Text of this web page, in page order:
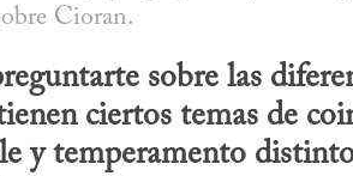
Cioran.
sobre las
ciertos temas de
y temperamento